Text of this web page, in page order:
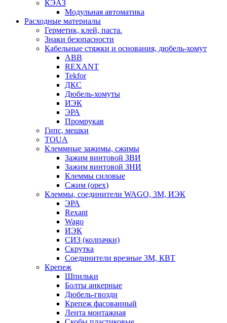
КЭАЗ
Модульная автоматика
Расходные материалы
Герметик, клей, паста.
Знаки безопасности
Кабельные стяжки и основания, дюбель-хомут
ABB
REXANT
Tekfor
ДКС
Дюбель-хомуты
ИЭК
ЭРА
Промрукав
Гипс, мешки
TOUA
Клеммные зажимы, сжимы
Зажим винтовой ЗВИ
Зажим винтовой ЗНИ
Клеммы силовые
Сжим (орех)
Клеммы, соединители WAGO, 3M, ИЭК
ЭРА
Rexant
Wago
ИЭК
СИЗ (колпачки)
Скрутка
Соединители врезные 3M, КВТ
Крепеж
Шпильки
Болты анкерные
Дюбель-гвозди
Крепеж фасованный
Лента монтажная